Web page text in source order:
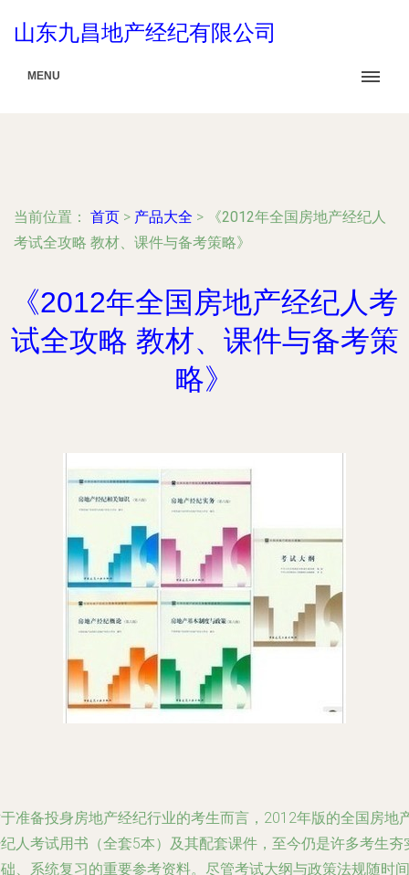
山东九昌地产经纪有限公司
MENU
当前位置： 首页 > 产品大全 >
《2012年全国房地产经纪人
考试全攻略 教材、课件与备考策略》
《2012年全国房地产经纪人考
试全攻略 教材、课件与备考策
略》
准备投身房地产经纪行业的考生而言，2012年版的全国房地
人考试用书（全套5本）及其配套课件，至今仍是许多考生夯
、系统复习的重要参考资料。尽管考试大纲与政策法规随时间